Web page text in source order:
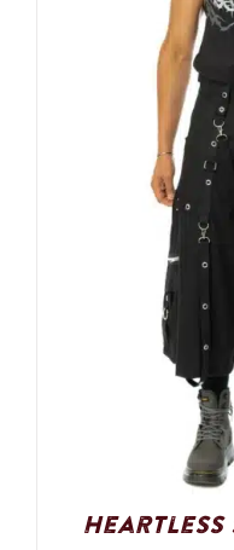
Heartless